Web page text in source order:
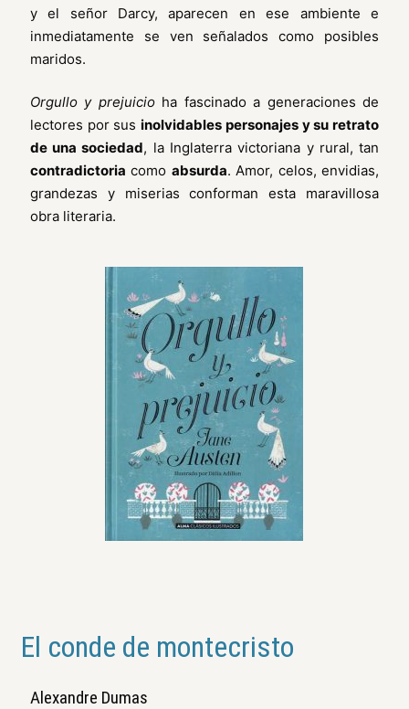
y el señor Darcy, aparecen en ese ambiente e
inmediatamente se ven señalados como posibles
maridos.
Orgullo y prejuicioha fascinado a generaciones de
lectores por susinolvidables personajes y su retrato
de una sociedad, la Inglaterra victoriana y rural, tan
contradictoria como absurda. Amor, celos, envidias,
grandezas y miserias conforman esta maravillosa
obra literaria.
El conde de montecristo
Alexandre Dumas